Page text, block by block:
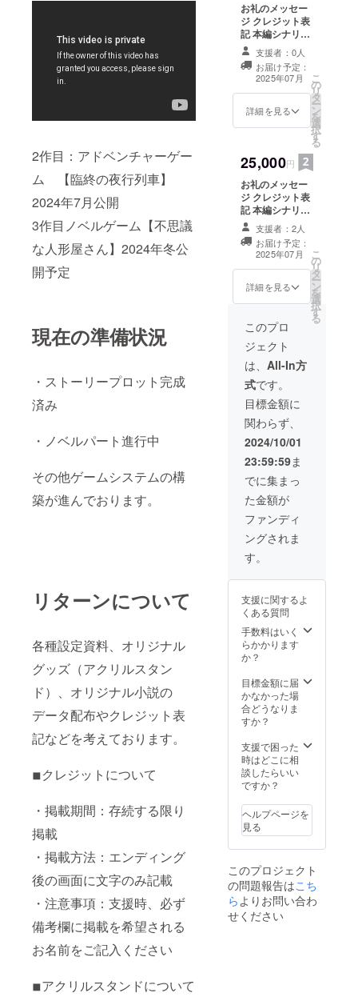
2作目：アドベンチャーゲー
ム 【臨終の夜行列車】
2024年7月公開
3作目ノベルゲーム【不思議
な人形屋さん】2024年冬公
開予定
現在の準備状況
・ストーリープロット完成
済み
・ノベルパート進行中
その他ゲームシステムの構
築が進んでおります。
リターンについて
各種設定資料、オリジナル
グッズ（アクリルスタン
ド）、オリジナル小説の
データ配布やクレジット表
記などを考えております。
◾︎クレジットについて
・掲載期間：存続する限り
掲載
・掲載方法：エンディング
後の画面に文字のみ記載
・注意事項：支援時、必ず
備考欄に掲載を希望される
お名前をご記入ください
◾︎アクリルスタンドについて
お礼のメッセー
ジ クレジット表
記 本編シナリオ
ブック（PDF）
設定資料
（PDF） 番外編
小説100P
（PDF） 先行プ
レイ権
支援者：0人
お届け予定：
2025年07月
詳細を見る
こ
の
リ
タ
ー
ン
を
選
択
す
る
25,000円
お礼のメッセー
ジ クレジット表
記 本編シナリオ
ブック（PDF・
冊子） 設定資料
（PDF・冊子）
アクリルスタン
ド全種 番外編小
説100P
支援者：2人
お届け予定：
2025年07月
詳細を見る
こ
の
リ
タ
ー
ン
を
選
択
す
る
このプロ
ジェクト
は、 All-In方
式です。
目標金額に
関わらず、
2024/10/01
23:59:59ま
でに集まっ
た金額が
ファンディ
ングされま
す。
支援に関するよ
くある質問
手数料はいく
らかかります
か？
目標金額に届
かなかった場
合どうなりま
すか？
支援で困った
時はどこに相
談したらいい
ですか？
ヘルプページを
見る
このプロジェクト
の問題報告はこち
らよりお問い合わ
せください